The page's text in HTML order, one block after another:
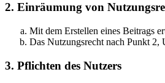
2. Einräumung von
Mit dem Erstellen eines Beitrags
Das Nutzungsrecht nach Punkt 2,
3. Pflichten des Nutzers